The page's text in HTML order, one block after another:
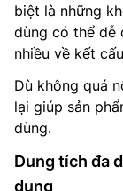
biệt là những
dùng có thể dễ
nhiều về kết
Dù không quá
lại giúp sản
dùng.
Dung tích đa
dụng